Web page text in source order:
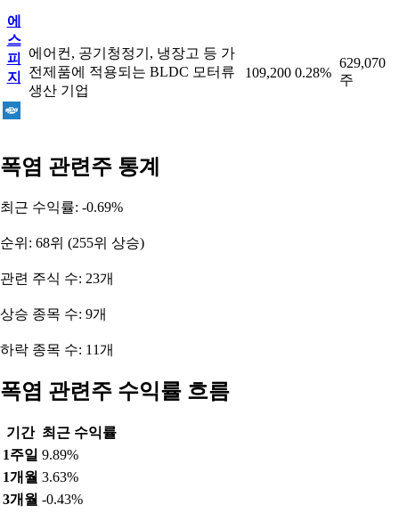
에
스
피
지
에어컨, 공기청정기, 냉장고 등 가
전제품에 적용되는 BLDC 모터류
생산 기업
109,200 0.28%
629,070
주
폭염 관련주 통계
최근 수익률: -0.69%
순위: 68위 (255위 상승)
관련 주식 수: 23개
상승 종목 수: 9개
하락 종목 수: 11개
폭염 관련주 수익률 흐름
기간 최근 수익률
1주일 9.89%
1개월 3.63%
3개월 -0.43%